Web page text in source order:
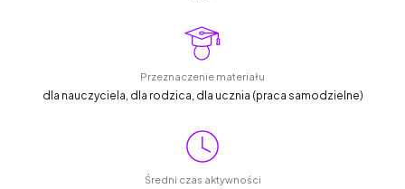
Przeznaczenie materiału
dla nauczyciela, dla rodzica, dla ucznia (praca samodzielne)
Średni czas aktywności